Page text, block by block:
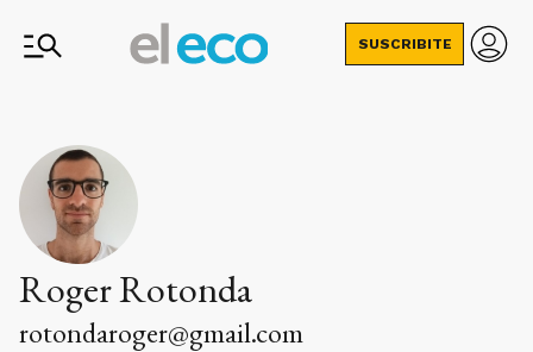
SUSCRIBITE
Roger Rotonda
rotondaroger@gmail.com